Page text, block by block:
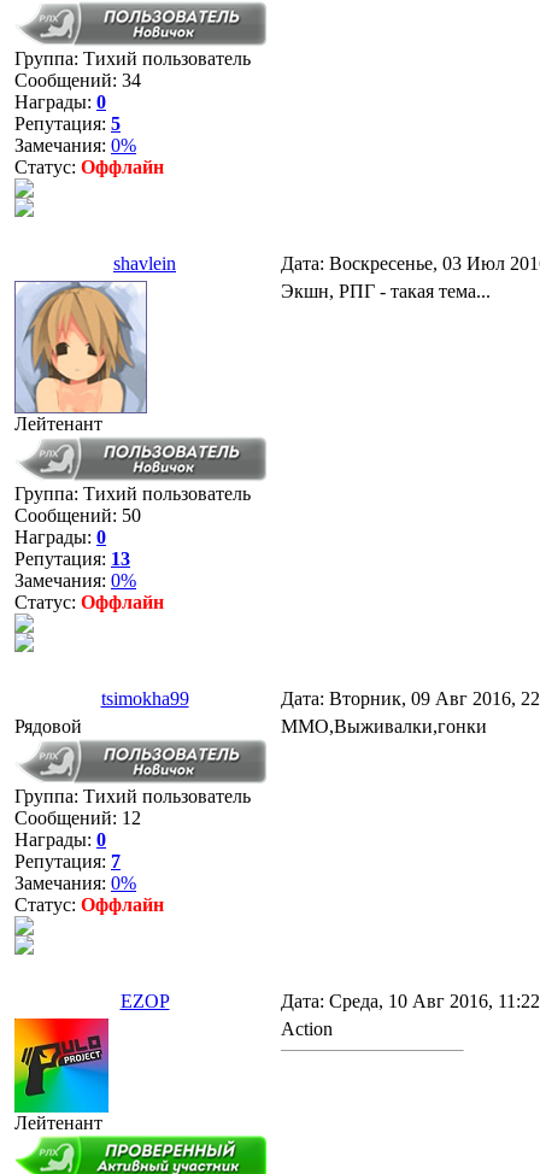
Группа: Тихий пользователь
Сообщений: 34
Награды: 0
Репутация: 5
Замечания: 0%
Статус: Оффлайн
shavlein Дата: Воскресенье, 03 Июл
Лейтенант
Группа: Тихий пользователь
Сообщений: 50
Награды: 0
Репутация: 13
Замечания: 0%
Статус: Оффлайн
Экшн, РПГ - такая тема...
tsimokha99
Дата: Вторник, 09 Авг 2016,
Рядовой
Группа: Тихий пользователь
Сообщений: 12
Награды: 0
Репутация: 7
Замечания: 0%
Статус: Оффлайн
ММО,Выживалки,гонки
EZOP Дата: Среда, 10 Авг 2016,
Лейтенант
Action